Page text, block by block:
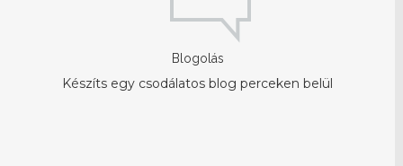
Blogolás
Készíts egy csodálatos blog perceken belül